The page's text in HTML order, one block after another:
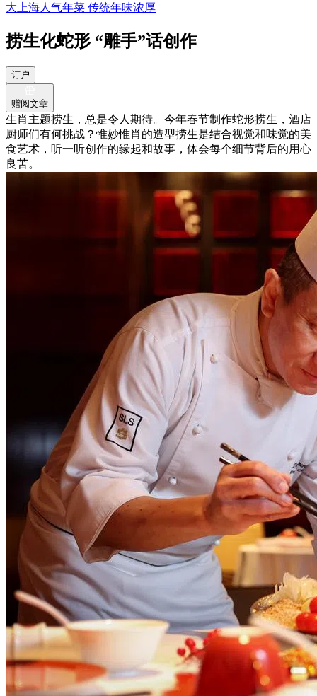
大上海人气年菜 传统年味浓厚
捞生化蛇形 “雕手”话创作
订户
赠阅文章
生肖主题捞生，总是令人期待。今年春节制作蛇形捞生，酒店
厨师们有何挑战？惟妙惟肖的造型捞生是结合视觉和味觉的美
食艺术，听一听创作的缘起和故事，体会每个细节背后的用心
良苦。